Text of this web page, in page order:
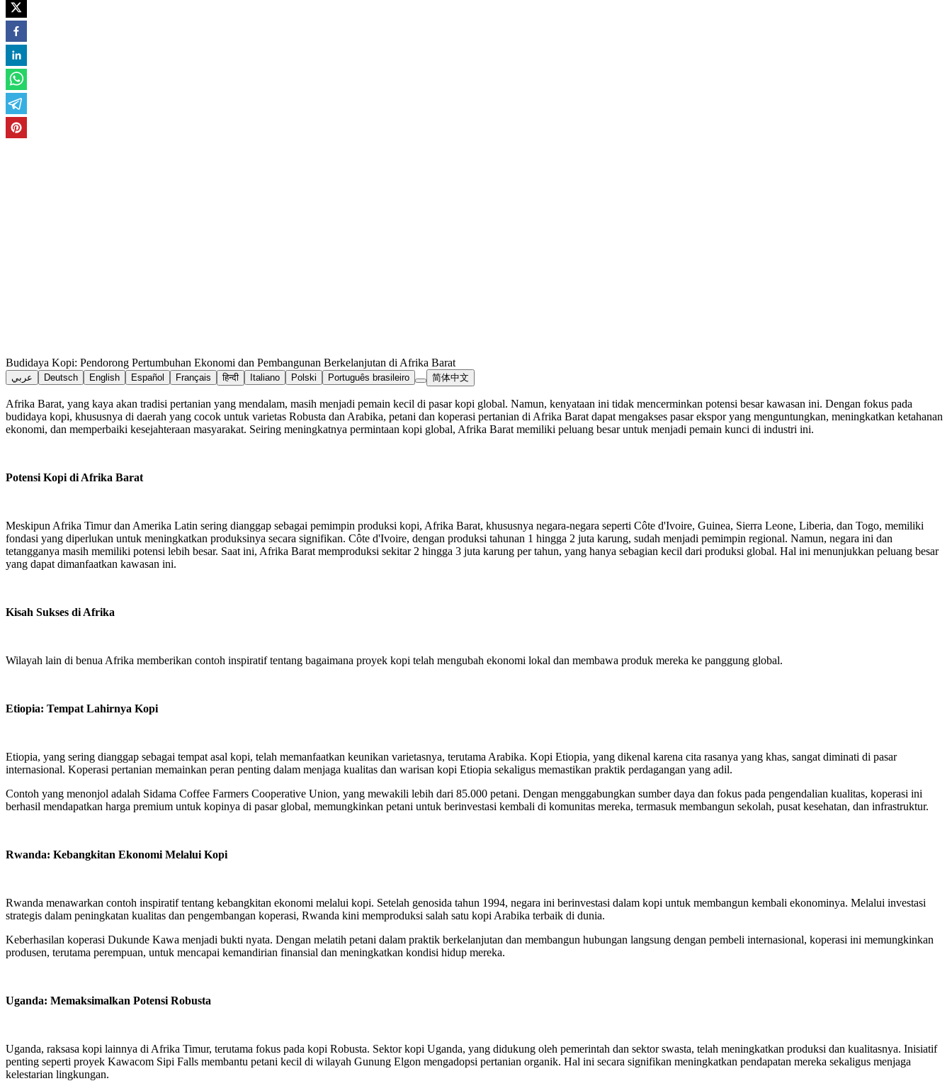
Budidaya Kopi: Pendorong Pertumbuhan Ekonomi dan Pembangunan Berkelanjutan di Afrika Barat
عربي Deutsch English Español Français हिन्दी Italiano Polski Português brasileiro 简体中文
Afrika Barat, yang kaya akan tradisi pertanian yang mendalam, masih menjadi pemain kecil di pasar kopi global. Namun, kenyataan ini tidak mencerminkan potensi besar kawasan ini. Dengan fokus pada
budidaya kopi, khususnya di daerah yang cocok untuk varietas Robusta dan Arabika, petani dan koperasi pertanian di Afrika Barat dapat mengakses pasar ekspor yang menguntungkan, meningkatkan ketahanan
ekonomi, dan memperbaiki kesejahteraan masyarakat. Seiring meningkatnya permintaan kopi global, Afrika Barat memiliki peluang besar untuk menjadi pemain kunci di industri ini.
Potensi Kopi di Afrika Barat
Meskipun Afrika Timur dan Amerika Latin sering dianggap sebagai pemimpin produksi kopi, Afrika Barat, khususnya negara-negara seperti Côte d'Ivoire, Guinea, Sierra Leone, Liberia, dan Togo, memiliki
fondasi yang diperlukan untuk meningkatkan produksinya secara signifikan. Côte d'Ivoire, dengan produksi tahunan 1 hingga 2 juta karung, sudah menjadi pemimpin regional. Namun, negara ini dan
tetangganya masih memiliki potensi lebih besar. Saat ini, Afrika Barat memproduksi sekitar 2 hingga 3 juta karung per tahun, yang hanya sebagian kecil dari produksi global. Hal ini menunjukkan peluang besar
yang dapat dimanfaatkan kawasan ini.
Kisah Sukses di Afrika
Wilayah lain di benua Afrika memberikan contoh inspiratif tentang bagaimana proyek kopi telah mengubah ekonomi lokal dan membawa produk mereka ke panggung global.
Etiopia: Tempat Lahirnya Kopi
Etiopia, yang sering dianggap sebagai tempat asal kopi, telah memanfaatkan keunikan varietasnya, terutama Arabika. Kopi Etiopia, yang dikenal karena cita rasanya yang khas, sangat diminati di pasar
internasional. Koperasi pertanian memainkan peran penting dalam menjaga kualitas dan warisan kopi Etiopia sekaligus memastikan praktik perdagangan yang adil.
Contoh yang menonjol adalah Sidama Coffee Farmers Cooperative Union, yang mewakili lebih dari 85.000 petani. Dengan menggabungkan sumber daya dan fokus pada pengendalian kualitas, koperasi ini
berhasil mendapatkan harga premium untuk kopinya di pasar global, memungkinkan petani untuk berinvestasi kembali di komunitas mereka, termasuk membangun sekolah, pusat kesehatan, dan infrastruktur.
Rwanda: Kebangkitan Ekonomi Melalui Kopi
Rwanda menawarkan contoh inspiratif tentang kebangkitan ekonomi melalui kopi. Setelah genosida tahun 1994, negara ini berinvestasi dalam kopi untuk membangun kembali ekonominya. Melalui investasi
strategis dalam peningkatan kualitas dan pengembangan koperasi, Rwanda kini memproduksi salah satu kopi Arabika terbaik di dunia.
Keberhasilan koperasi Dukunde Kawa menjadi bukti nyata. Dengan melatih petani dalam praktik berkelanjutan dan membangun hubungan langsung dengan pembeli internasional, koperasi ini memungkinkan
produsen, terutama perempuan, untuk mencapai kemandirian finansial dan meningkatkan kondisi hidup mereka.
Uganda: Memaksimalkan Potensi Robusta
Uganda, raksasa kopi lainnya di Afrika Timur, terutama fokus pada kopi Robusta. Sektor kopi Uganda, yang didukung oleh pemerintah dan sektor swasta, telah meningkatkan produksi dan kualitasnya. Inisiatif
penting seperti proyek Kawacom Sipi Falls membantu petani kecil di wilayah Gunung Elgon mengadopsi pertanian organik. Hal ini secara signifikan meningkatkan pendapatan mereka sekaligus menjaga
kelestarian lingkungan.